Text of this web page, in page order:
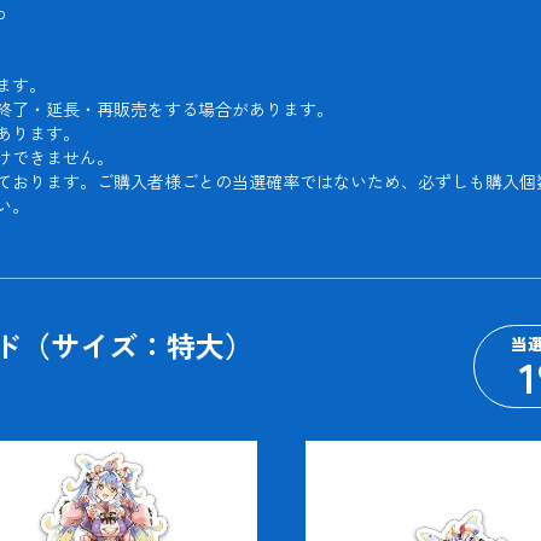
。
・延長・再販売をする場合があります。
ます。
きません。
ります。ご購入者様ごとの当選確率ではないため、必ずしも購入個
サイズ：特大） 当
1